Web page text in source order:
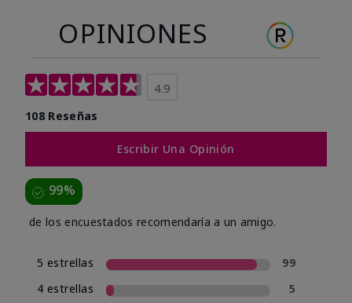
OPINIONES
4.9
108 Reseñas
Escribir Una Opinión
99%
de los encuestados recomendaría a un amigo.
5 estrellas
99
4 estrellas
5